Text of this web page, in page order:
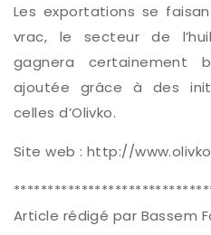
Les exportations se
vrac, le secteur de
gagnera certainement
ajoutée grâce à des
celles d’Olivko.
Site web : http://
Article rédigé par Bassem